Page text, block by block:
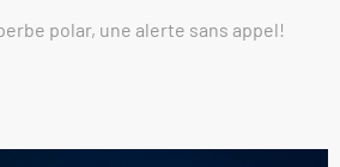
polar, une alerte sans appel!